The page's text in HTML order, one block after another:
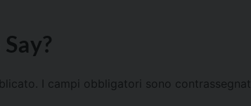
I campi obbligatori sono contrassegnati